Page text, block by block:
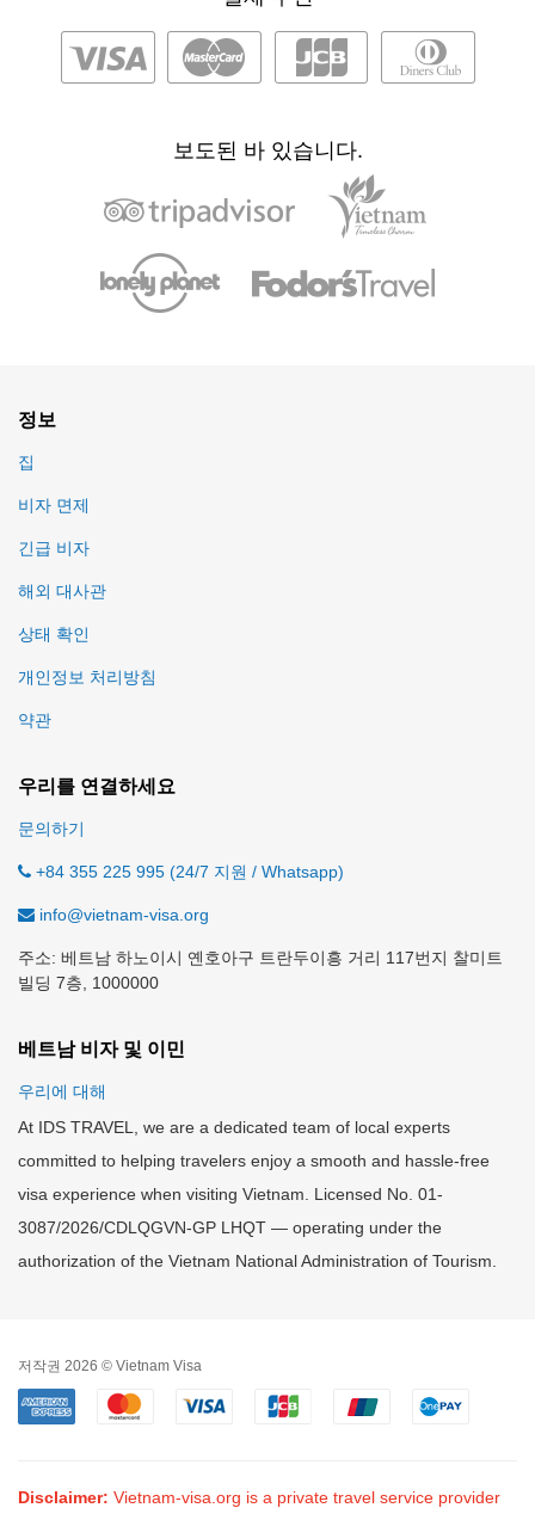
보도된 바 있습니다.
정보
집
비자 면제
긴급 비자
해외 대사관
상태 확인
개인정보 처리방침
약관
우리를 연결하세요
문의하기
+84 355 225 995 (24/7 지원 / Whatsapp)
info@vietnam-visa.org
주소: 베트남 하노이시 옌호아구 트란두이흥 거리 117번지 찰미트
빌딩 7층, 1000000
베트남 비자 및 이민
우리에 대해
At IDS TRAVEL, we are a dedicated team of local experts
committed to helping travelers enjoy a smooth and hassle-free
visa experience when visiting Vietnam. Licensed No. 01-
3087/2026/CDLQGVN-GP LHQT — operating under the
authorization of the Vietnam National Administration of Tourism.
저작권 2026 © Vietnam Visa
Disclaimer: Vietnam-visa.org is a private travel service provider